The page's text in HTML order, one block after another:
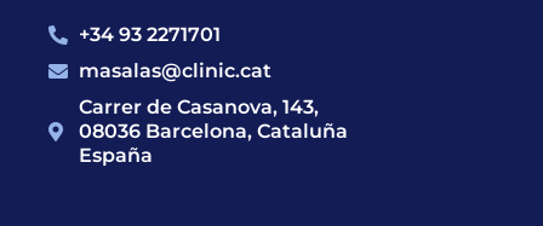
+34 93 2271701
masalas@clinic.cat
Carrer de Casanova, 143,
08036 Barcelona, Cataluña
España